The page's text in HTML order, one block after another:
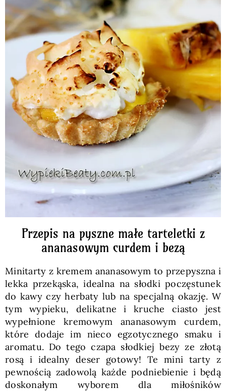
Zdrowo i fit
Kuchnie świata
SKLEP
Przepis na pyszne małe tarteletki z
ananasowym curdem i bezą
Minitarty z kremem ananasowym to przepyszna i
lekka przekąska, idealna na słodki poczęstunek
do kawy czy herbaty lub na specjalną okazję. W
tym wypieku, delikatne i kruche ciasto jest
wypełnione kremowym ananasowym curdem,
które dodaje im nieco egzotycznego smaku i
aromatu. Do tego czapa słodkiej bezy ze złotą
rosą i idealny deser gotowy! Te mini tarty z
pewnością zadowolą każde podniebienie i będą
doskonałym wyborem dla miłośników